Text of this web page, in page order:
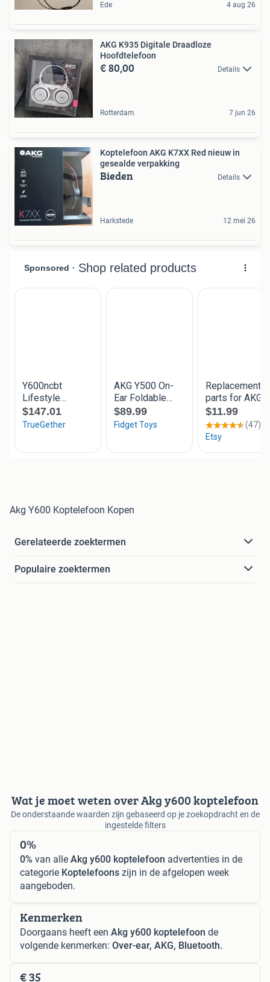
Ede 4 aug 26
AKG K935 Digitale Draadloze
Hoofdtelefoon
€ 80,00 Details
Rotterdam 7 jun 26
Koptelefoon AKG K7XX Red nieuw in
gesealde verpakking
Bieden Details
Harkstede 12 mei 26
Akg Y600 Koptelefoon Kopen
Gerelateerde zoektermen
Populaire zoektermen
Wat je moet weten over Akg y600 koptelefoon
De onderstaande waarden zijn gebaseerd op je zoekopdracht en de
ingestelde filters
0%
0% van alle Akg y600 koptelefoon advertenties in de
categorie Koptelefoons zijn in de afgelopen week
aangeboden.
Kenmerken
Doorgaans heeft een Akg y600 koptelefoon de
volgende kenmerken: Over-ear, AKG, Bluetooth.
€ 35